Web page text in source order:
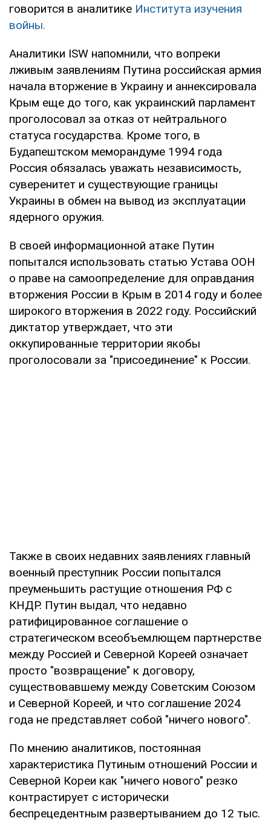
говорится в аналитике Института изучения
войны.
Аналитики ISW напомнили, что вопреки
лживым заявлениям Путина российская армия
начала вторжение в Украину и аннексировала
Крым еще до того, как украинский парламент
проголосовал за отказ от нейтрального
статуса государства. Кроме того, в
Будапештском меморандуме 1994 года
Россия обязалась уважать независимость,
суверенитет и существующие границы
Украины в обмен на вывод из эксплуатации
ядерного оружия.
В своей информационной атаке Путин
попытался использовать статью Устава ООН
о праве на самоопределение для оправдания
вторжения России в Крым в 2014 году и более
широкого вторжения в 2022 году. Российский
диктатор утверждает, что эти
оккупированные территории якобы
проголосовали за "присоединение" к России.
Также в своих недавних заявлениях главный
военный преступник России попытался
преуменьшить растущие отношения РФ с
КНДР. Путин выдал, что недавно
ратифицированное соглашение о
стратегическом всеобъемлющем партнерстве
между Россией и Северной Кореей означает
просто "возвращение" к договору,
существовавшему между Советским Союзом
и Северной Кореей, и что соглашение 2024
года не представляет собой "ничего нового".
По мнению аналитиков, постоянная
характеристика Путиным отношений России и
Северной Кореи как "ничего нового" резко
контрастирует с исторически
беспрецедентным развертыванием до 12 тыс.